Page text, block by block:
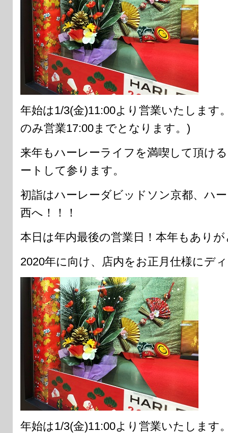
年始は1/3(金)11:00より営業いたします
のみ営業17:00までとなります。)
来年もハーレーライフを満喫して頂け
ートして参ります。
初詣はハーレーダビッドソン京都、ハ
西へ！！！
本日は年内最後の営業日！本年もあり
2020年に向け、店内をお正月仕様にデ
年始は1/3(金)11:00より営業いたします